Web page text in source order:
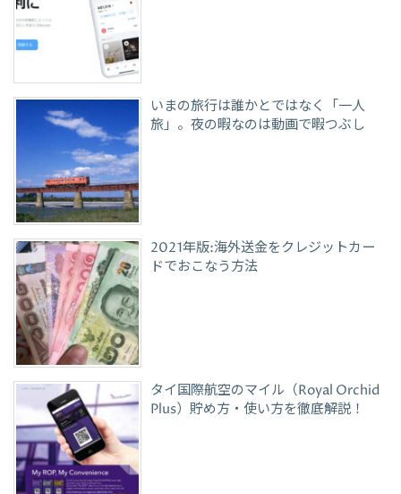
いまの旅行は誰かとではなく「一人
旅」。夜の暇なのは動画で暇つぶし
2021年版:海外送金をクレジットカー
ドでおこなう方法
タイ国際航空のマイル（Royal Orchid
Plus）貯め方・使い方を徹底解説！